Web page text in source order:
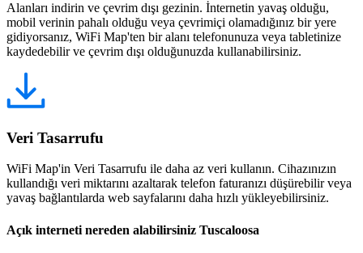
Alanları indirin ve çevrim dışı gezinin. İnternetin yavaş olduğu,
mobil verinin pahalı olduğu veya çevrimiçi olamadığınız bir yere
gidiyorsanız, WiFi Map'ten bir alanı telefonunuza veya tabletinize
kaydedebilir ve çevrim dışı olduğunuzda kullanabilirsiniz.
Veri Tasarrufu
WiFi Map'in Veri Tasarrufu ile daha az veri kullanın. Cihazınızın
kullandığı veri miktarını azaltarak telefon faturanızı düşürebilir veya
yavaş bağlantılarda web sayfalarını daha hızlı yükleyebilirsiniz.
Açık interneti nereden alabilirsiniz Tuscaloosa